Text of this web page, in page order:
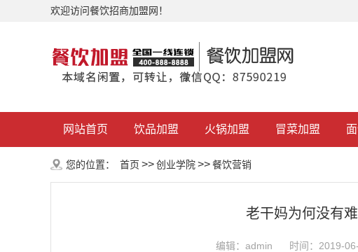
欢迎访问餐饮招商加盟网！
网站首页 饮品加盟 火锅加盟 冒菜加盟
您的位置： 首页 >>创业学院>>餐饮营销
老干妈为何没有
编辑：admin 时间：2019-